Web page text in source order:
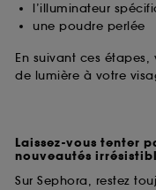
l’illuminateur
une poudre perlée
En suivant ces
de lumière à votre
Laissez-vous tenter
nouveautés
Sur Sephora, restez